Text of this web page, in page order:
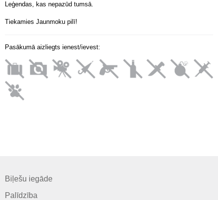
Leģendas, kas nepazūd tumsā.
Tiekamies Jaunmoku pilī!
Pasākumā aizliegts ienest/ievest:
Biļešu iegāde
Palīdzība